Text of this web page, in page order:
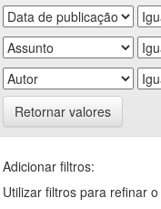
Retornar valores
Adicionar filtros:
Utilizar filtros para refinar